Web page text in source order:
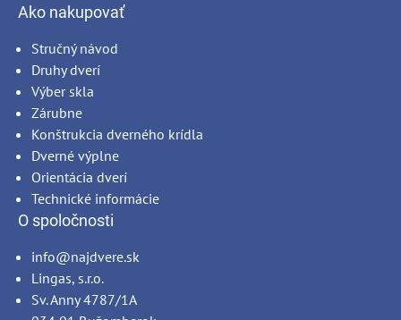
Ako nakupovať
Stručný návod
Druhy dverí
Výber skla
Zárubne
Konštrukcia dverného krídla
Dverné výplne
Orientácia dverí
Technické informácie
O spoločnosti
info@najdvere.sk
Lingas, s.r.o.
Sv. Anny 4787/1A